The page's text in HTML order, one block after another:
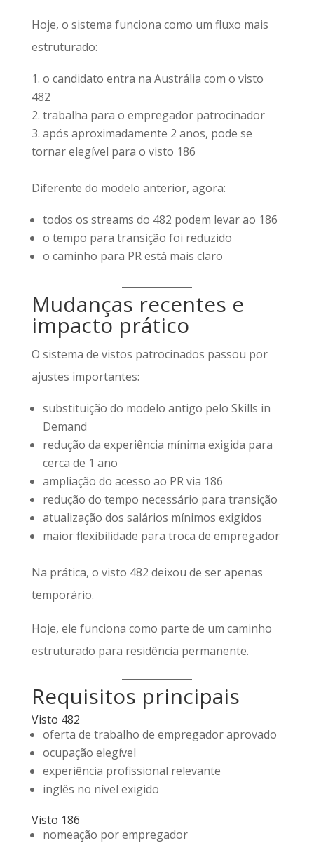
Hoje, o sistema funciona como um fluxo mais
estruturado:
o candidato entra na Austrália com o visto
482
trabalha para o empregador patrocinador
após aproximadamente 2 anos, pode se
tornar elegível para o visto 186
Diferente do modelo anterior, agora:
todos os streams do 482 podem levar ao 186
o tempo para transição foi reduzido
o caminho para PR está mais claro
Mudanças recentes e
impacto prático
O sistema de vistos patrocinados passou por
ajustes importantes:
substituição do modelo antigo pelo Skills in
Demand
redução da experiência mínima exigida para
cerca de 1 ano
ampliação do acesso ao PR via 186
redução do tempo necessário para transição
atualização dos salários mínimos exigidos
maior flexibilidade para troca de empregador
Na prática, o visto 482 deixou de ser apenas
temporário.
Hoje, ele funciona como parte de um caminho
estruturado para residência permanente.
Requisitos principais
Visto 482
oferta de trabalho de empregador aprovado
ocupação elegível
experiência profissional relevante
inglês no nível exigido
Visto 186
nomeação por empregador